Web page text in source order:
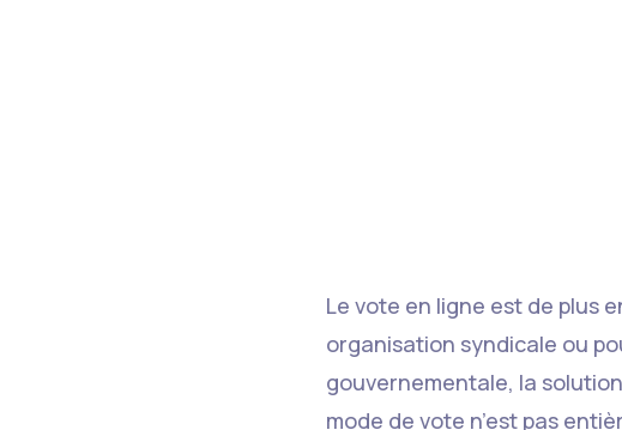
Le vote en ligne est de plus
organisation syndicale ou
gouvernementale, la
mode de vote n’est pas